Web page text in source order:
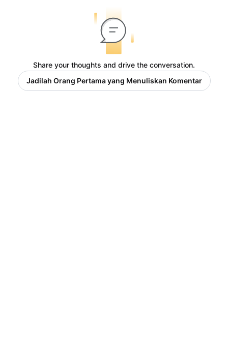
Share your thoughts and drive the conversation.
Jadilah Orang Pertama yang Menuliskan Komentar